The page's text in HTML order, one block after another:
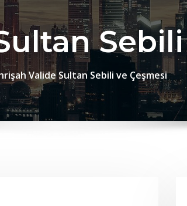
Valide Sultan Sebili ve Çeşmesi